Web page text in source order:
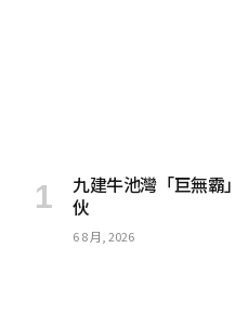
九建牛池灣「巨無霸
伙
6 8 月, 2026